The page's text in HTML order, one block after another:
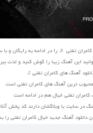
در ادامه به رایگان و با سرعت بالا با کیفیت
این آهنگ زیبا را گوش کنید و لذت
آهنگ های کامران تفتی ♫
ترین آهنگ های کامران تفتی است
کامران تفتی خیال هم در ادامه است
در سایت یا وبلاگشان دارند کد پخش
دانلود آهنگ جدید خیال کامران تفتی را